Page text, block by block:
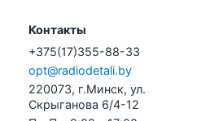
Контакты
+375(17)355-88-33
opt@radiodetali.by
220073, г.Минск, ул.
Скрыганова 6/4-12